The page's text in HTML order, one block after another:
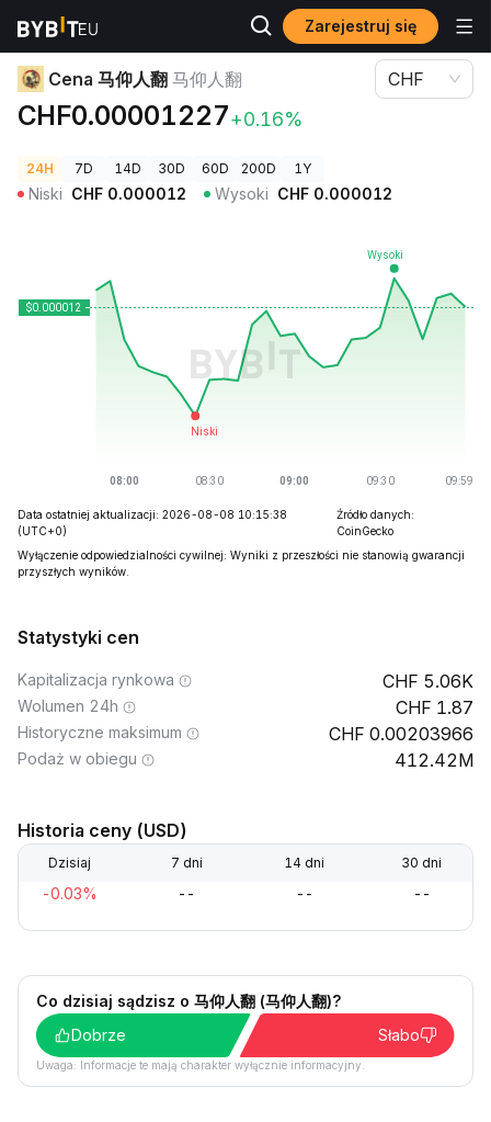
Zarejestruj się
Ceny kryptowalut Cena 马仰人翻 马仰人翻
Cena 马仰人翻 马仰人翻
CHF0.00001227+0.16%
CHF
24H 7D 14D 30D 60D 200D 1Y
Niski CHF 0.000012 Wysoki CHF 0.000012
Data ostatniej aktualizacji: 2026-08-08 10:15:38
(UTC+0)
Źródło danych:
CoinGecko
Wyłączenie odpowiedzialności cywilnej: Wyniki z przeszłości nie stanowią gwarancji
przyszłych wyników.
Statystyki cen
Kapitalizacja rynkowa 5.06K
Wolumen 24h 1.87
Historyczne maksimum 0.00203966
Podaż w obiegu 412.42M
Historia ceny (USD)
Dzisiaj 7 dni 14 dni 30 dni
-0.03% -- -- --
Co dzisiaj sądzisz o 马仰人翻 (马仰人翻)?
Dobrze
Słabo
Uwaga: Informacje te mają charakter wyłącznie informacyjny.